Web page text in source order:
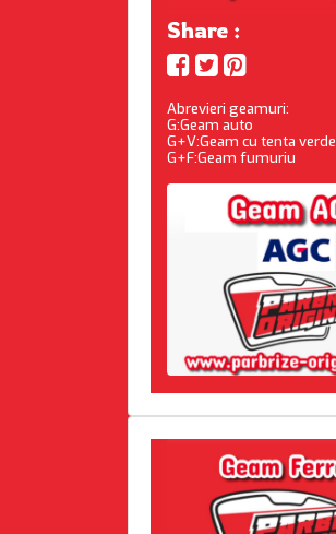
Share :
Abrevieri geamuri:
G:Geam auto
G+V:Geam cu tenta verde
G+F:Geam fumuriu